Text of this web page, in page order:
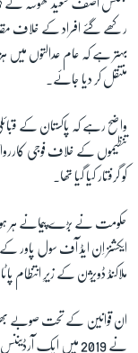
جسٹس آصف سعید کھوسہ نے کہا
رکھے گئے افراد کے خلاف
بہتر ہے کہ عام عدالتوں میں
منتقل کر دیا جائے۔
تنظیموں کے خلاف فوجی
کو گرفتار کیا گیا تھا۔
ایکشنز اِن ایڈ آف سول پاور
ملاکنڈ ڈویژن کے زیرِ انتظام
ان قوانین کے تحت صوبے بھر
نے 2019 میں ایک